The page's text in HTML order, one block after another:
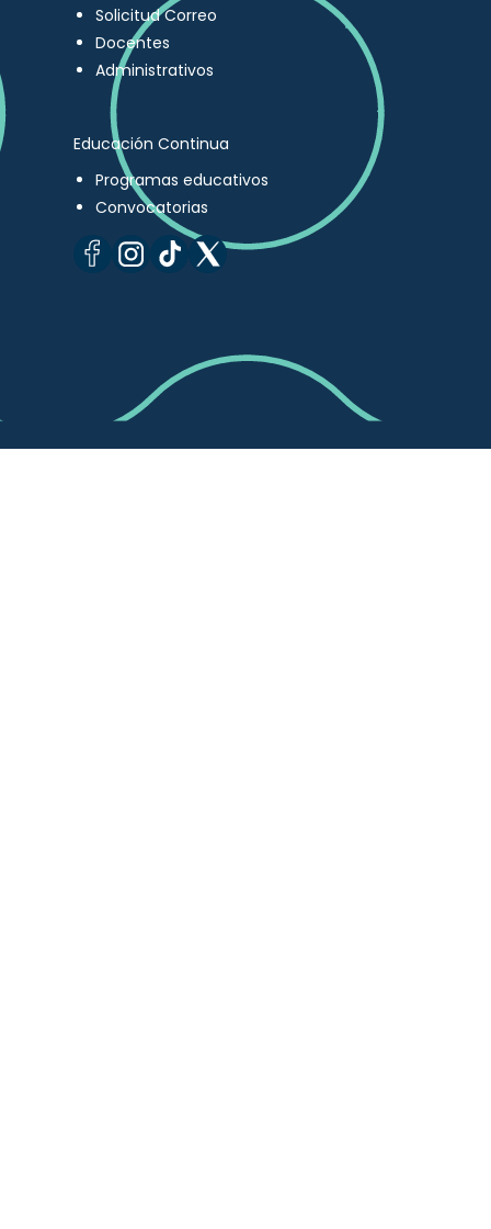
Solicitud Correo
Docentes
Administrativos
Educación Continua
Programas educativos
Convocatorias